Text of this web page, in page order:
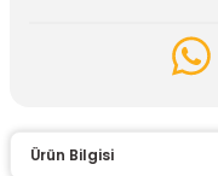
Ürün Bilgisi